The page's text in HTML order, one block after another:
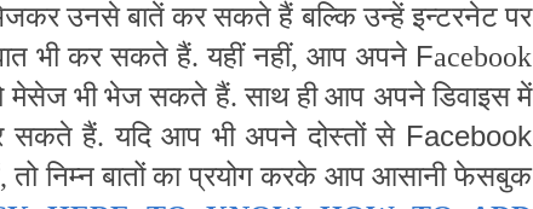
उनसे बातें कर सकते हैं बल्कि उन्हें इन्टरनेट पर
भी कर सकते हैं. यहीं नहीं, आप अपने Facebook
मेसेज भी भेज सकते हैं. साथ ही आप अपने डिवाइस में
सकते हैं. यदि आप भी अपने दोस्तों से Facebook
तो निम्न बातों का प्रयोग करके आप आसानी फेसबुक